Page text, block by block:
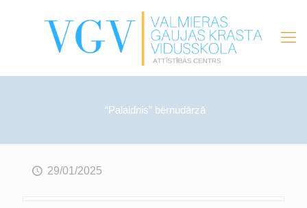
“Palaidnis” bērnudārzā
29/01/2025